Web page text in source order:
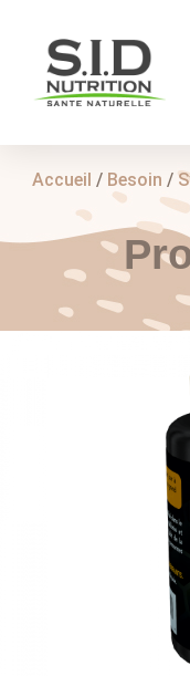
Accueil / Besoin /